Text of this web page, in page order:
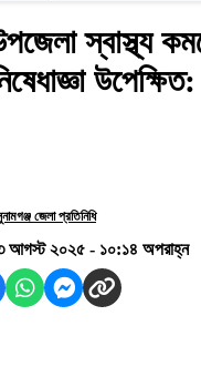
স্বাস্থ্য
জেলা প্রতিনিধি
৩ আগস্ট ২০২৫ - ১০:১৪ অপরাহ্ন